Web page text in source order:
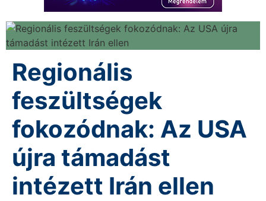
Regionális
feszültségek
fokozódnak: Az USA
újra támadást
intézett Irán ellen